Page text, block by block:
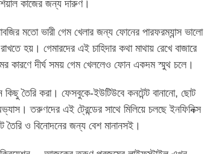
কাজের জন্য দারুণ।
মতো ভারী গেম খেলার জন্য ফোনের পারফরম্যান্স ভালো
হয়। গেমারদের এই চাহিদার কথা মাথায় রেখে বাজারে
কারণে দীর্ঘ সময় গেম খেললেও ফোন একদম স্মুথ চলে।
তৈরি করা। ফেসবুকে-ইউটিউবে কনটেন্ট বানানো, ছোট
তরুণদের এই ট্রেন্ডের সাথে মিলিয়ে চলছে ইনফিনিক্স
তৈরি ও বিনোদনের জন্য বেশ মানানসই।